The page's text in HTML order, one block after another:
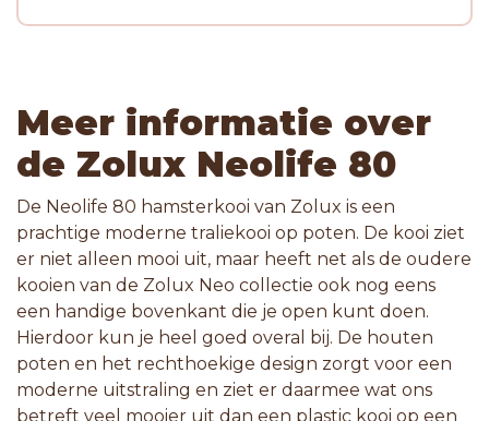
Meer informatie over
de Zolux Neolife 80
De Neolife 80 hamsterkooi van Zolux is een
prachtige moderne traliekooi op poten. De kooi ziet
er niet alleen mooi uit, maar heeft net als de oudere
kooien van de Zolux Neo collectie ook nog eens
een handige bovenkant die je open kunt doen.
Hierdoor kun je heel goed overal bij. De houten
poten en het rechthoekige design zorgt voor een
moderne uitstraling en ziet er daarmee wat ons
betreft veel mooier uit dan een plastic kooi op een